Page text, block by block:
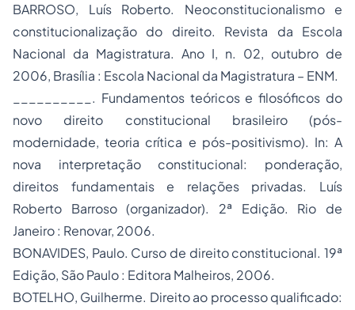
BARROSO, Luís Roberto. Neoconstitucionalismo e
constitucionalização do direito. Revista da Escola
Nacional da Magistratura. Ano I, n. 02, outubro de
2006, Brasília : Escola Nacional da Magistratura – ENM.
__________. Fundamentos teóricos e filosóficos do
novo direito constitucional brasileiro (pós-
modernidade, teoria crítica e pós-positivismo). In: A
nova interpretação constitucional: ponderação,
direitos fundamentais e relações privadas. Luís
Roberto Barroso (organizador). 2ª Edição. Rio de
Janeiro : Renovar, 2006.
BONAVIDES, Paulo. Curso de direito constitucional. 19ª
Edição, São Paulo : Editora Malheiros, 2006.
BOTELHO, Guilherme. Direito ao processo qualificado: